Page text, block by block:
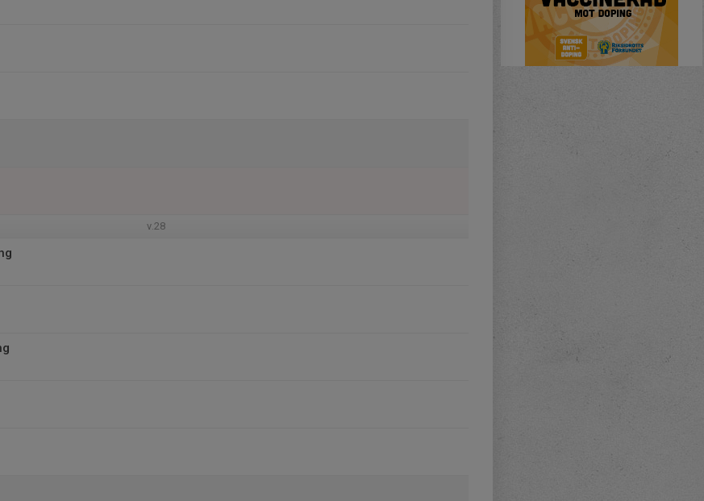
v.28